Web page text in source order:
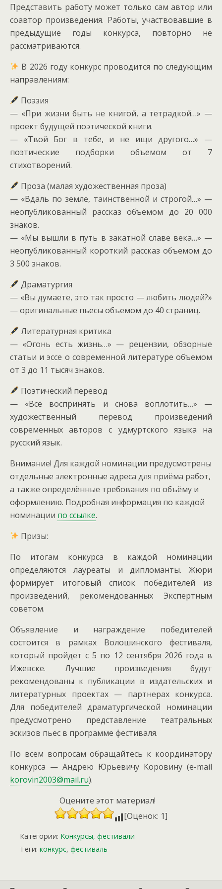
Представить работу может только сам автор или
соавтор произведения. Работы, участвовавшие в
предыдущие годы конкурса, повторно не
рассматриваются.
В 2026 году конкурс проводится по следующим
направлениям:
Поэзия
— «При жизни быть не книгой, а тетрадкой…» —
проект будущей поэтической книги.
— «Твой Бог в тебе, и не ищи другого…» —
поэтические подборки объемом от 7
стихотворений.
Проза (малая художественная проза)
— «Вдаль по земле, таинственной и строгой…» —
неопубликованный рассказ объемом до 20 000
знаков.
— «Мы вышли в путь в закатной славе века…» —
неопубликованный короткий рассказ объемом до
3 500 знаков.
Драматургия
— «Вы думаете, это так просто — любить людей?»
— оригинальные пьесы объемом до 40 страниц.
Литературная критика
— «Огонь есть жизнь…» — рецензии, обзорные
статьи и эссе о современной литературе объемом
от 3 до 11 тысяч знаков.
Поэтический перевод
— «Всё воспринять и снова воплотить…» —
художественный перевод произведений
современных авторов с удмуртского языка на
русский язык.
Внимание! Для каждой номинации предусмотрены
отдельные электронные адреса для приёма работ,
а также определённые требования по объёму и
оформлению. Подробная информация по каждой
номинации по ссылке.
Призы:
По итогам конкурса в каждой номинации
определяются лауреаты и дипломанты. Жюри
формирует итоговый список победителей из
произведений, рекомендованных Экспертным
советом.
Объявление и награждение победителей
состоится в рамках Волошинского фестиваля,
который пройдет с 5 по 12 сентября 2026 года в
Ижевске. Лучшие произведения будут
рекомендованы к публикации в издательских и
литературных проектах — партнерах конкурса.
Для победителей драматургической номинации
предусмотрено представление театральных
эскизов пьес в программе фестиваля.
По всем вопросам обращайтесь к координатору
конкурса — Андрею Юрьевичу Коровину (e-mail
korovin2003@mail.ru).
Оцените этот материал!
[Оценок: 1]
Категории: Конкурсы, фестивали
Теги: конкурс, фестиваль